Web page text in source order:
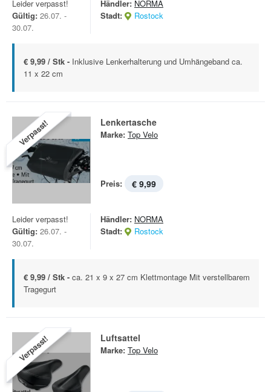
Leider verpasst!
Gültig: 26.07. -
30.07.
Händler: NORMA
Stadt:
Rostock
€ 9,99 / Stk - Inklusive Lenkerhalterung und Umhängeband ca.
11 x 22 cm
Verpasst! Lenkertasche
Marke: Top Velo
Preis: € 9,99
Leider verpasst!
Gültig: 26.07. -
30.07.
Händler: NORMA
Stadt:
Rostock
€ 9,99 / Stk - ca. 21 x 9 x 27 cm Klettmontage Mit verstellbarem
Tragegurt
Verpasst! Luftsattel
Marke: Top Velo